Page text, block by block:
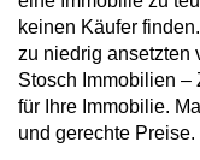
keinen Käufer
zu niedrig ansetzten
Stosch Immobilien –
für Ihre Immobilie.
und gerechte Preise.